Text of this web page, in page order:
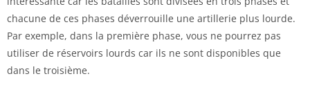
chacune de ces phases déverrouille une artillerie plus lourde.
Par exemple, dans la première phase, vous ne pourrez pas
utiliser de réservoirs lourds car ils ne sont disponibles que
dans le troisième.